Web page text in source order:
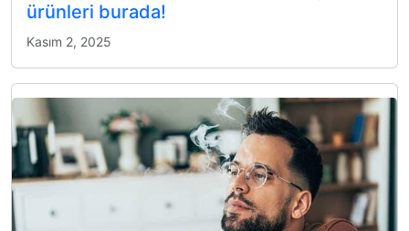
ürünleri burada!
Kasım 2, 2025